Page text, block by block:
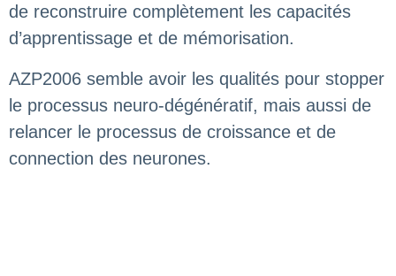
de reconstruire complètement les capacités
d’apprentissage et de mémorisation.
AZP2006 semble avoir les qualités pour stopper
le processus neuro-dégénératif, mais aussi de
relancer le processus de croissance et de
connection des neurones.